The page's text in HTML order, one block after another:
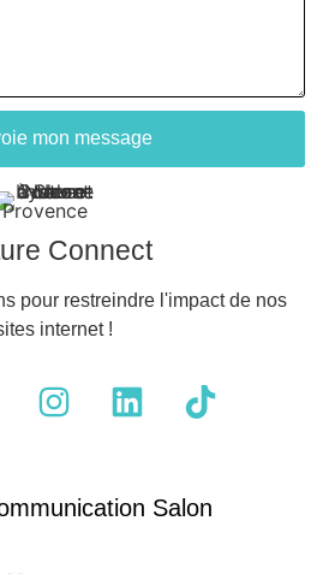
mon message
Connect
pour restreindre l'impact de nos
internet !
Salon